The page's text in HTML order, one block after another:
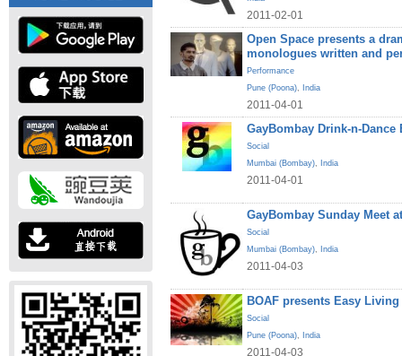
2011-02-01
Open Space presents a
monologues written and
Performance
Pune (Poona), India
2011-04-01
GayBombay Drink-n-Dance
Social
Mumbai (Bombay), India
2011-04-01
GayBombay Sunday Meet
Social
Mumbai (Bombay), India
2011-04-03
BOAF presents Easy
Social
Pune (Poona), India
2011-04-03